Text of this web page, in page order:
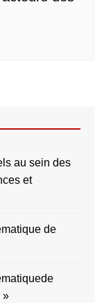
au sein des
et
de
»